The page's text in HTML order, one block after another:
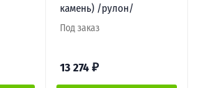
камень) /рулон/
Под заказ
13 274 ₽